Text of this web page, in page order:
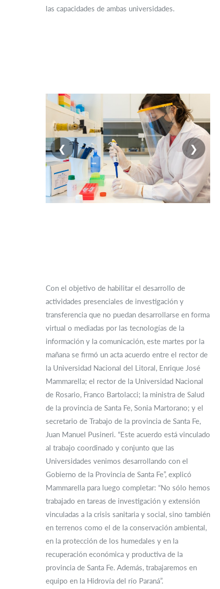
las capacidades de ambas universidades.
❮ ❯
Con el objetivo de habilitar el desarrollo de
actividades presenciales de investigación y
transferencia que no puedan desarrollarse en forma
virtual o mediadas por las tecnologías de la
información y la comunicación, este martes por la
mañana se firmó un acta acuerdo entre el rector de
la Universidad Nacional del Litoral, Enrique José
Mammarella; el rector de la Universidad Nacional
de Rosario, Franco Bartolacci; la ministra de Salud
de la provincia de Santa Fe, Sonia Martorano; y el
secretario de Trabajo de la provincia de Santa Fe,
Juan Manuel Pusineri. “Este acuerdo está vinculado
al trabajo coordinado y conjunto que las
Universidades venimos desarrollando con el
Gobierno de la Provincia de Santa Fe”, explicó
Mammarella para luego completar: “No sólo hemos
trabajado en tareas de investigación y extensión
vinculadas a la crisis sanitaria y social, sino también
en terrenos como el de la conservación ambiental,
en la protección de los humedales y en la
recuperación económica y productiva de la
provincia de Santa Fe. Además, trabajaremos en
equipo en la Hidrovía del río Paraná”.